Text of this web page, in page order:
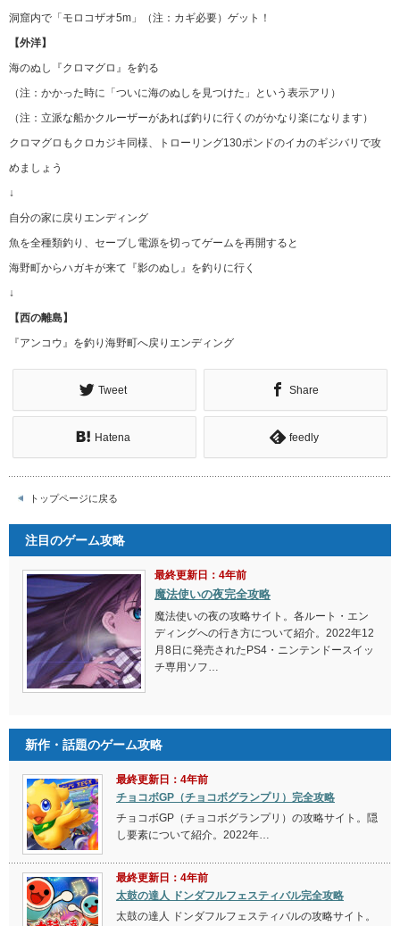
洞窟内で「モロコザオ5m」（注：カギ必要）ゲット！
【外洋】
海のぬし『クロマグロ』を釣る
（注：かかった時に「ついに海のぬしを見つけた」という表示アリ）
（注：立派な船かクルーザーがあれば釣りに行くのがかなり楽になります）
クロマグロもクロカジキ同様、トローリング130ポンドのイカのギジバリで攻
めましょう
↓
自分の家に戻りエンディング
魚を全種類釣り、セーブし電源を切ってゲームを再開すると
海野町からハガキが来て『影のぬし』を釣りに行く
↓
【西の離島】
『アンコウ』を釣り海野町へ戻りエンディング
Tweet Share
Hatena feedly
トップページに戻る
注目のゲーム攻略
最終更新日：4年前
魔法使いの夜完全攻略
魔法使いの夜の攻略サイト。各ルート・エン
ディングへの行き方について紹介。2022年12
月8日に発売されたPS4・ニンテンドースイッ
チ専用ソフ…
新作・話題のゲーム攻略
最終更新日：4年前
チョコボGP（チョコボグランプリ）完全攻略
チョコボGP（チョコボグランプリ）の攻略サイト。隠
し要素について紹介。2022年…
最終更新日：4年前
太鼓の達人 ドンダフルフェスティバル完全攻略
太鼓の達人 ドンダフルフェスティバルの攻略サイト。